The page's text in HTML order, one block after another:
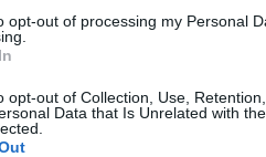
opt-out of processing my Personal
opt-out of Collection, Use,
Data that Is Unrelated with
vádol hamis
HVG egy-egy cikke verte ki a
agresszoroknál.